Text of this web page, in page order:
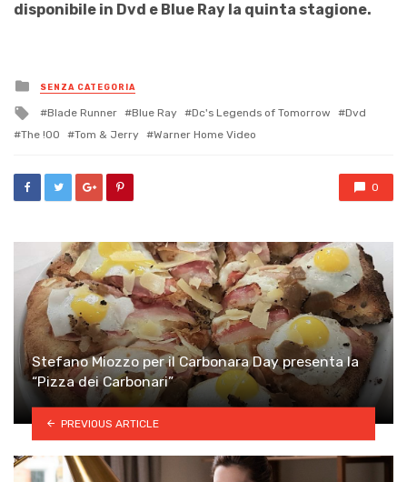
disponibile in Dvd e Blue Ray la quinta stagione.
Posted
in
SENZA CATEGORIA
Tagged
with
Blade Runner Blue Ray Dc's Legends of Tomorrow
Dvd
The !00
Tom & Jerry Warner Home Video
0
Stefano Miozzo per il Carbonara Day presenta la
“Pizza dei Carbonari”
PREVIOUS ARTICLE